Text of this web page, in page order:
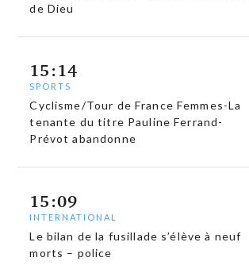
de Dieu
15:14
SPORTS
Cyclisme/Tour de France Femmes-La
tenante du titre Pauline Ferrand-
Prévot abandonne
15:09
INTERNATIONAL
Le bilan de la fusillade s’élève à neuf
morts – police